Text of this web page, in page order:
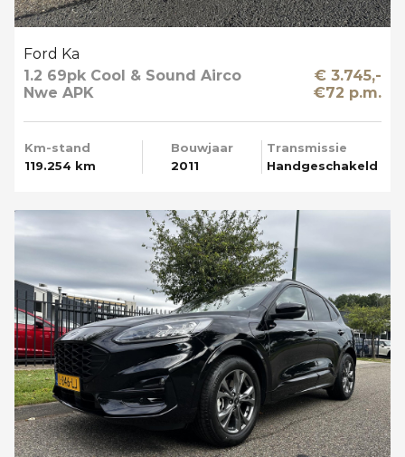
Ford Ka
1.2 69pk Cool & Sound Airco
Nwe APK
€ 3.745,-
€72 p.m.
Km-stand
119.254 km
Bouwjaar
2011
Transmissie
Handgeschakeld